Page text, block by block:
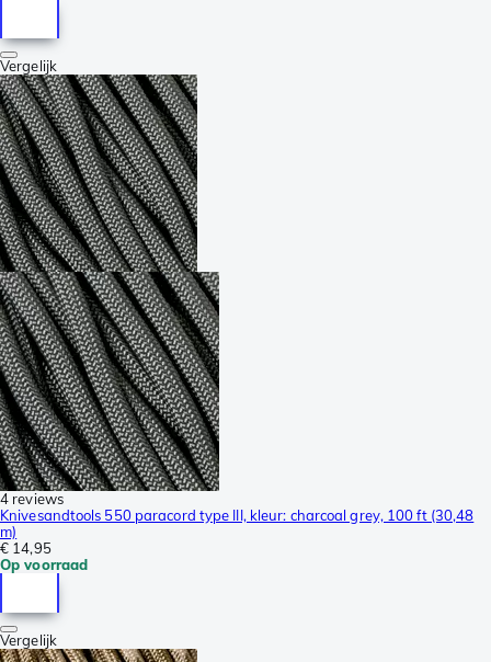
Vergelijk
4 reviews
Knivesandtools 550 paracord type III, kleur: charcoal grey, 100 ft (30,48
m)
€ 14,95
Op voorraad
Vergelijk